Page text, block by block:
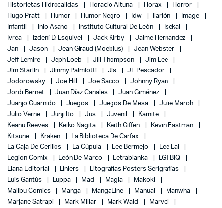
Historietas Hidrocalidas
Horacio Altuna Horax
Horror
Hugo Pratt
Humor Humor Negro Idw Ilarión
Image
Infantil
Inio Asano Instituto Cultural De León
Isekai
Ivrea
Izdení D. Esquivel Jack Kirby
Jaime Hernandez
Jan
Jason Jean Giraud (Moebius)
Jean Webster
Jeff Lemire
Jeph Loeb Jill Thompson
Jim Lee
Jim Starlin
Jimmy Palmiotti Jis
JL Pescador
Jodorowsky
Joe Hill Joe Sacco
Johnny Ryan
Jordi Bernet
Juan Díaz Canales
Juan Giménez
Juanjo Guarnido
Juegos Juegos De Mesa
Julie Maroh
Julio Verne
Junji Ito Jus Juvenil
Kamite
Keanu Reeves
Keiko Nagita Keith Giffen
Kevin Eastman
Kitsune
Kraken
La Biblioteca De Carfax
La Caja De Cerillos
La Cúpula Lee Bermejo
Lee Lai
Legion Comix
León De Marco Letrablanka
LGTBIQ
Liana Editorial
Liniers
Litografías Posters Serigrafías
Luis Gantús
Luppa Mad Magia
Makoki
Malibu Comics
Manga MangaLine Manual
Manwha
Marjane Satrapi
Mark Millar Mark Waid
Marvel